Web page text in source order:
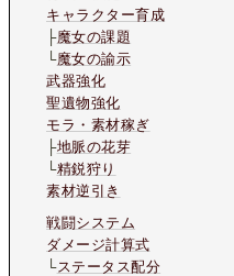
キャラクター育成
├魔女の課題
└魔女の諭示
武器強化
聖遺物強化
モラ・素材稼ぎ
├地脈の花芽
└精鋭狩り
素材逆引き
戦闘システム
ダメージ計算式
└ステータス配分